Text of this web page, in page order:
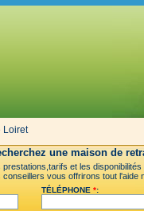
Loiret
une maison de
et les
conseillers vous offrirons tout
TÉLÉPHONE *: